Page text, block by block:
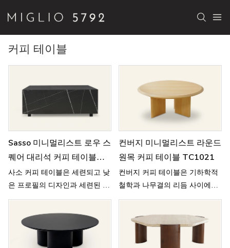
커피 테이블
Sasso 미니멀리스트 로우 스
퀘어 대리석 커피 테이블
B53
사소 커피 테이블은 세련되고 낮
은 프로필의 디자인과 세련된 광
택 대리석이 특징으로, 세련되고
현대적인 우아함을 풍깁니다.
컨버지 미니멀리스트 라운드
원목 커피 테이블 TC1021
컨버지 커피 테이블은 기하학적
철학과 나무결의 리듬 사이에서
균형을 이룹니다.